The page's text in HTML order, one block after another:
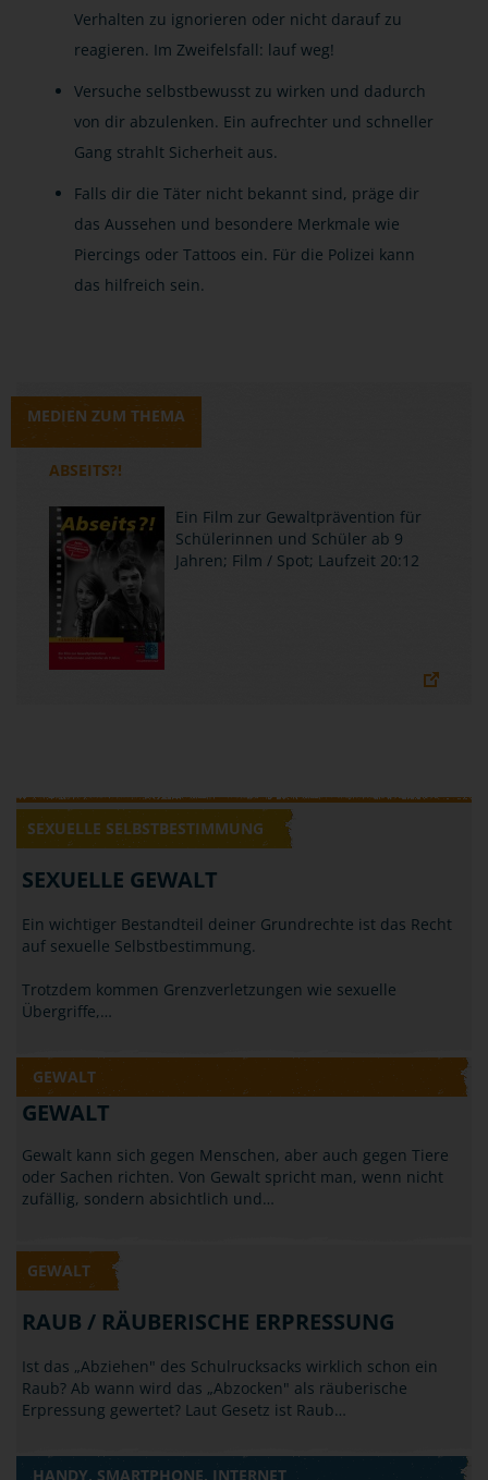
Verhalten zu ignorieren oder nicht darauf zu
reagieren. Im Zweifelsfall: lauf weg!
Versuche selbstbewusst zu wirken und dadurch
von dir abzulenken. Ein aufrechter und schneller
Gang strahlt Sicherheit aus.
Falls dir die Täter nicht bekannt sind, präge dir
das Aussehen und besondere Merkmale wie
Piercings oder Tattoos ein. Für die Polizei kann
das hilfreich sein.
MEDIEN ZUM THEMA
ABSEITS?!
Ein Film zur Gewaltprävention für
Schülerinnen und Schüler ab 9
Jahren; Film / Spot; Laufzeit 20:12
SEXUELLE SELBSTBESTIMMUNG
SEXUELLE GEWALT
Ein wichtiger Bestandteil deiner Grundrechte ist das Recht
auf sexuelle Selbstbestimmung.
Trotzdem kommen Grenzverletzungen wie sexuelle
Übergriffe,…
GEWALT
GEWALT
Gewalt kann sich gegen Menschen, aber auch gegen Tiere
oder Sachen richten. Von Gewalt spricht man, wenn nicht
zufällig, sondern absichtlich und…
GEWALT
RAUB / RÄUBERISCHE ERPRESSUNG
Ist das „Abziehen" des Schulrucksacks wirklich schon ein
Raub? Ab wann wird das „Abzocken" als räuberische
Erpressung gewertet? Laut Gesetz ist Raub…
HANDY, SMARTPHONE, INTERNET